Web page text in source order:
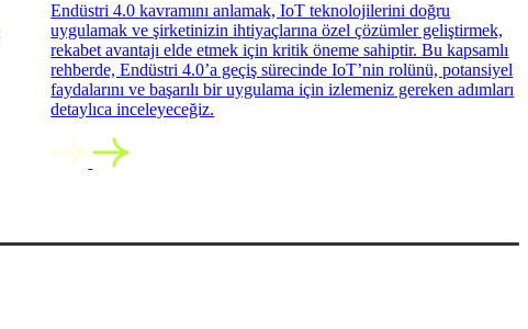
Endüstri 4.0 kavramını anlamak, IoT teknolojilerini doğru
uygulamak ve şirketinizin ihtiyaçlarına özel çözümler geliştirmek,
rekabet avantajı elde etmek için kritik öneme sahiptir. Bu kapsamlı
rehberde, Endüstri 4.0’a geçiş sürecinde IoT’nin rolünü, potansiyel
faydalarını ve başarılı bir uygulama için izlemeniz gereken adımları
detaylıca inceleyeceğiz.